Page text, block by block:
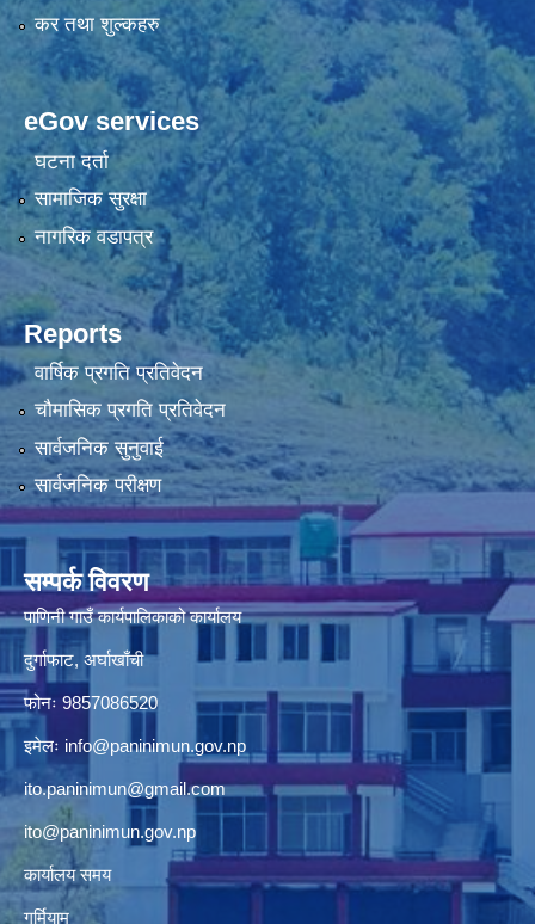
कर तथा शुल्कहरु
eGov services
घटना दर्ता
सामाजिक सुरक्षा
नागरिक वडापत्र
Reports
वार्षिक प्रगति प्रतिवेदन
चौमासिक प्रगति प्रतिवेदन
सार्वजनिक सुनुवाई
सार्वजनिक परीक्षण
सम्पर्क विवरण
पाणिनी गाउँ कार्यपालिकाको कार्यालय
दुर्गाफाट, अर्घाखाँची
फोनः 9857086520
इमेलः info@paninimun.gov.np
ito.paninimun@gmail.com
ito@paninimun.gov.np
कार्यालय समय
गर्मियाम